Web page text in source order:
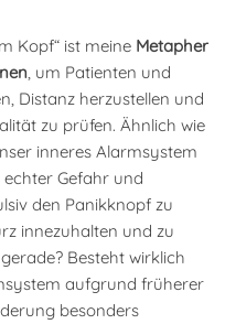
Kopf“ ist meine Metapher
, um Patienten und
Distanz herzustellen und
zu prüfen. Ähnlich wie
inneres Alarmsystem
Gefahr und
den Panikknopf zu
innezuhalten und zu
Besteht wirklich
aufgrund früherer
besonders